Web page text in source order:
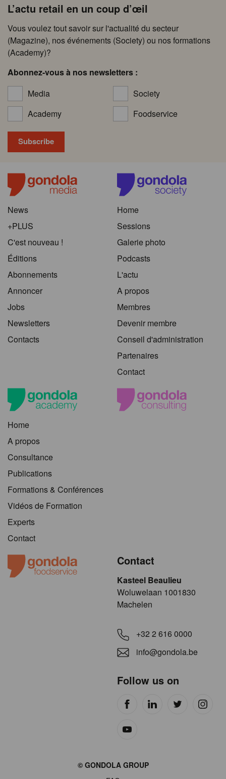
L’actu retail en un coup d’œil
Vous voulez tout savoir sur l'actualité du secteur
(Magazine), nos événements (Society) ou nos formations
(Academy)?
Abonnez-vous à nos newsletters :
Media
Society
Academy
Foodservice
News
+PLUS
C'est nouveau !
Éditions
Abonnements
Annoncer
Jobs
Newsletters
Contacts
Home
Sessions
Galerie photo
Podcasts
L'actu
A propos
Membres
Devenir membre
Conseil d'administration
Partenaires
Contact
Home
A propos
Consultance
Publications
Formations & Conférences
Vidéos de Formation
Experts
Contact
Contact
Kasteel Beaulieu
​​​Woluwelaan 1001830
Machelen
+32 2 616 0000
info@gondola.be
Follow us on
© GONDOLA GROUP